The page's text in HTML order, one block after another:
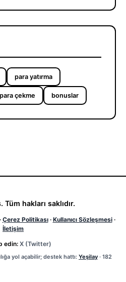
para yatırma
para çekme bonuslar
hakları saklıdır.
· Çerez Politikası · Kullanıcı Sözleşmesi ·
İletişim
edin: X (Twitter)
yol açabilir; destek hattı: Yeşilay · 182